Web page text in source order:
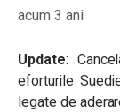
acum 3 ani
Update:
eforturile
legate de